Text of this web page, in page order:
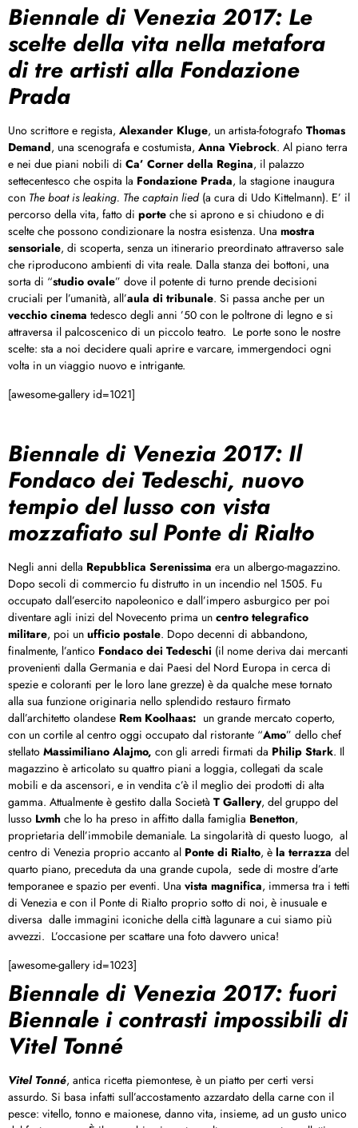
Biennale di Venezia 2017: Le
scelte della vita nella metafora
di tre artisti alla Fondazione
Prada
Uno scrittore e regista, Alexander Kluge, un artista-fotografo Thomas
Demand, una scenografa e costumista, Anna Viebrock. Al piano terra
e nei due piani nobili di Ca’ Corner della Regina, il palazzo
settecentesco che ospita la Fondazione Prada, la stagione inaugura
con The boat is leaking. The captain lied (a cura di Udo Kittelmann). E’ il
percorso della vita, fatto di porte che si aprono e si chiudono e di
scelte che possono condizionare la nostra esistenza. Una mostra
sensoriale, di scoperta, senza un itinerario preordinato attraverso sale
che riproducono ambienti di vita reale. Dalla stanza dei bottoni, una
sorta di “studio ovale” dove il potente di turno prende decisioni
cruciali per l’umanità, all’aula di tribunale. Si passa anche per un
vecchio cinema tedesco degli anni ’50 con le poltrone di legno e si
attraversa il palcoscenico di un piccolo teatro. Le porte sono le nostre
scelte: sta a noi decidere quali aprire e varcare, immergendoci ogni
volta in un viaggio nuovo e intrigante.
[awesome-gallery id=1021]
Biennale di Venezia 2017: Il
Fondaco dei Tedeschi, nuovo
tempio del lusso con vista
mozzafiato sul Ponte di Rialto
Negli anni della Repubblica Serenissima era un albergo-magazzino.
Dopo secoli di commercio fu distrutto in un incendio nel 1505. Fu
occupato dall’esercito napoleonico e dall’impero asburgico per poi
diventare agli inizi del Novecento prima un centro telegrafico
militare, poi un ufficio postale. Dopo decenni di abbandono,
finalmente, l’antico Fondaco dei Tedeschi (il nome deriva dai mercanti
provenienti dalla Germania e dai Paesi del Nord Europa in cerca di
spezie e coloranti per le loro lane grezze) è da qualche mese tornato
alla sua funzione originaria nello splendido restauro firmato
dall’architetto olandese Rem Koolhaas: un grande mercato coperto,
con un cortile al centro oggi occupato dal ristorante “Amo” dello chef
stellato Massimiliano Alajmo, con gli arredi firmati da Philip Stark. Il
magazzino è articolato su quattro piani a loggia, collegati da scale
mobili e da ascensori, e in vendita c’è il meglio dei prodotti di alta
gamma. Attualmente è gestito dalla Società T Gallery, del gruppo del
lusso Lvmh che lo ha preso in affitto dalla famiglia Benetton,
proprietaria dell’immobile demaniale. La singolarità di questo luogo, al
centro di Venezia proprio accanto al Ponte di Rialto, è la terrazza del
quarto piano, preceduta da una grande cupola, sede di mostre d’arte
temporanee e spazio per eventi. Una vista magnifica, immersa tra i tetti
di Venezia e con il Ponte di Rialto proprio sotto di noi, è inusuale e
diversa dalle immagini iconiche della città lagunare a cui siamo più
avvezzi. L’occasione per scattare una foto davvero unica!
[awesome-gallery id=1023]
Biennale di Venezia 2017: fuori
Biennale i contrasti impossibili di
Vitel Tonné
Vitel Tonné, antica ricetta piemontese, è un piatto per certi versi
assurdo. Si basa infatti sull’accostamento azzardato della carne con il
pesce: vitello, tonno e maionese, danno vita, insieme, ad un gusto unico